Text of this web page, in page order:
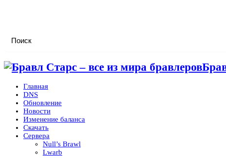
Главная
DNS
Обновление
Новости
Изменение баланса
Скачать
Сервера
Null’s Brawl
Lwarb